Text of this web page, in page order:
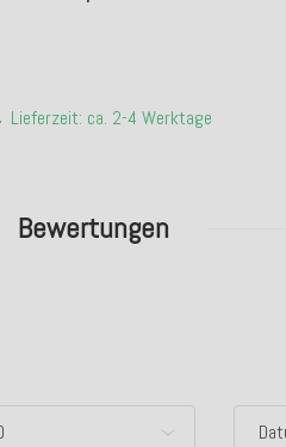
Bewertungen
Lieferzeit: ca. 2-4 Werktage